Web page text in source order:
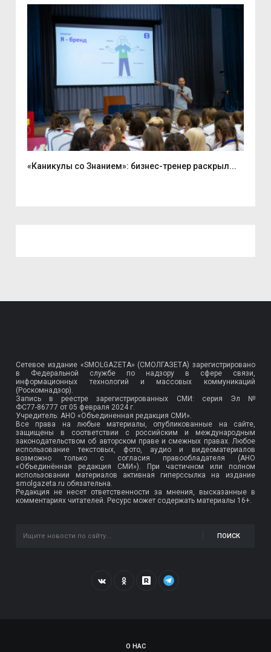
«Каникулы со Знанием»: бизнес-тренер раскрыл...
Сетевое издание «SMOLGAZETA» (СМОЛГАЗЕТА) зарегистрировано
в Федеральной службе по надзору в сфере связи,
информационных технологий и массовых коммуникаций
(Роскомнадзор).
Запись в реестре зарегистрированных СМИ: серия Эл №
ФС77-86777 от 05 февраля 2024 г.
Учредитель: АНО «Объединенная редакция СМИ».
Все права на любые материалы, опубликованные на сайте,
защищены в соответствии с российским и международным
законодательством об авторском праве и смежных правах. Любое
использование текстовых, фото, аудио и видеоматериалов
возможно только с согласия правообладателя (АНО
«Объединённая редакция СМИ»). При частичном или полном
использовании материалов активная гиперссылка на издание
smolgazeta.ru обязательна.
Редакция не несет ответственности за мнения, высказанные в
комментариях читателей. Ресурс может содержать материалы 16+.
ПОИСК
О НАС